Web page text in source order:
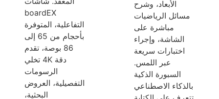
الأبعاد، وشرح
مسائل الرياضيات
مباشرة على
الشاشة، وإجراء
اختبارات سريعة
عبر اللمس.
السبورة الذكية
بالذكاء الاصطناعي
boardEX
التفاعلية، المتوفرة
بأحجام من 65 إلى
86 بوصة، تقدم
دقة 4K تخلي
الرسومات
التفصيلية، العروض
البحثية،